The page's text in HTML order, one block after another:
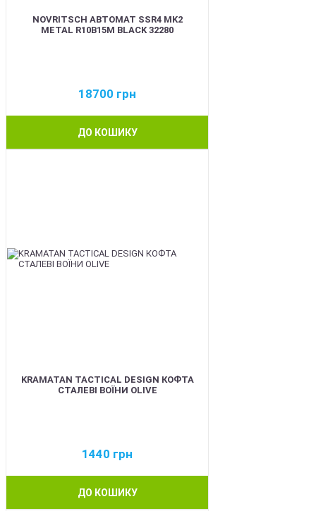
NOVRITSCH АВТОМАТ SSR4 MK2
METAL R10B15M BLACK 32280
18700 грн
ДО КОШИКУ
KRAMATAN TACTICAL DESIGN КОФТА
СТАЛЕВІ ВОЇНИ OLIVE
1440 грн
ДО КОШИКУ